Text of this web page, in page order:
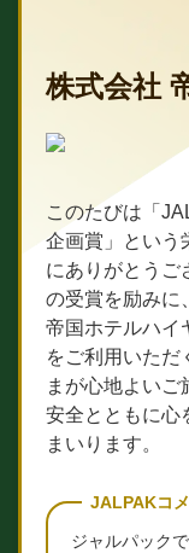
株式会社
このたびは「
企画賞」という
にありがとうご
の受賞を励みに
帝国ホテルハイ
をご利用いただ
まが心地よい
安全とともに心
まいります。
JALPAKコ
ジャルパック